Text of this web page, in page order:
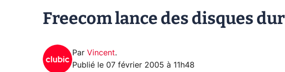
Freecom lance des disques
Par Vincent.
Publié le 07 février 2005 à 11h48